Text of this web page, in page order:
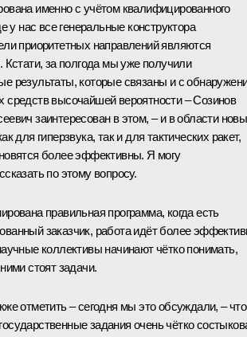
именно с учётом квалифицированного
у нас все генеральные конструктора
приоритетных направлений являются
Кстати, за полгода мы уже получили
результаты, которые связаны и с
средств высочайшей вероятности – Созинов
заинтересован в этом, – и в области
для гиперзвука, так и для тактических ракет,
более эффективны. Я могу
по этому вопросу.
правильная программа, когда есть
заказчик, работа идёт более
коллективы начинают чётко понимать,
стоят задачи.
отметить – сегодня мы это обсуждали, – что
задания очень чётко